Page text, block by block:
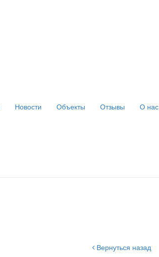
Новости Объекты Отзывы О нас
Вернуться назад